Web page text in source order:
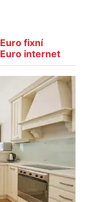
fixní
internet